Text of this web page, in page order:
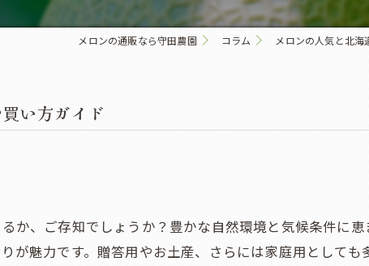
メロンの通販なら守田農園 コラム メロンの人気と北
い方ガイド
か、ご存知でしょうか？豊かな自然環境と気候条件に
が魅力です。贈答用やお土産、さらには家庭用としても